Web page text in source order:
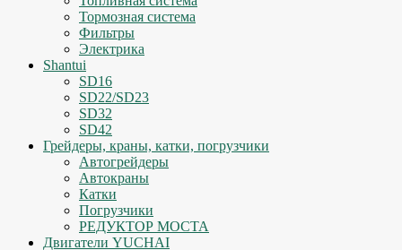
Тормозная система
Фильтры
Электрика
Shantui
SD16
SD22/SD23
SD32
SD42
Грейдеры, краны, катки, погрузчики
Автогрейдеры
Автокраны
Катки
Погрузчики
РЕДУКТОР МОСТА
Двигатели YUCHAI